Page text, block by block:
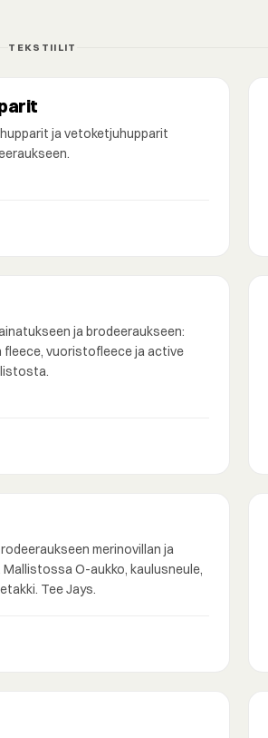
TEKSTIILIT
ja vetoketjuhupparit
ja brodeeraukseen:
vuoristofleece ja active
merinovillan ja
O-aukko, kaulusneule,
Tee Jays.